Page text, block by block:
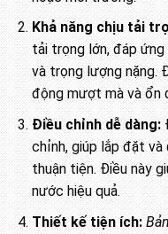
Khả năng chịu tải
tải trọng lớn, đáp
và trọng lượng nặng.
động mượt mà và ổn
Điều chỉnh dễ dàng:
chỉnh, giúp lắp đặt
thuận tiện. Điều này
nước hiệu quả.
Thiết kế tiện ích: